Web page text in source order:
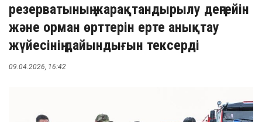
резерватының жарақтандырылу деңгейін
және орман өрттерін ерте анықтау
жүйесінің дайындығын тексерді
09.04.2026, 16:42